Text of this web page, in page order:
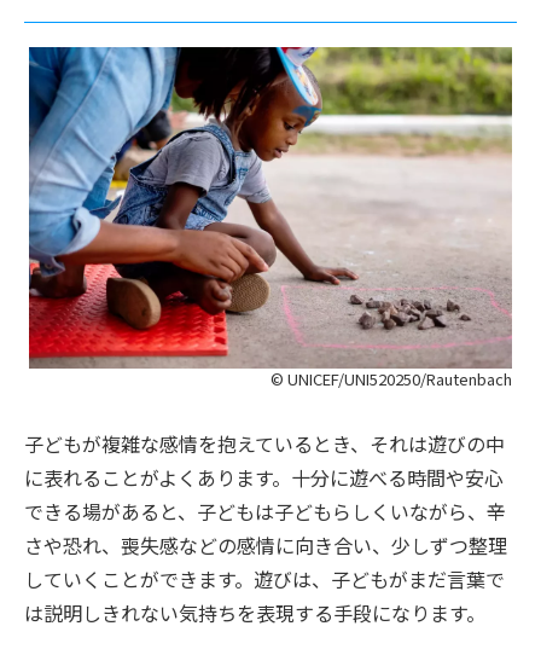
© UNICEF/UNI520250/Rautenbach
子どもが複雑な感情を抱えているとき、それは遊びの中
に表れることがよくあります。十分に遊べる時間や安心
できる場があると、子どもは子どもらしくいながら、辛
さや恐れ、喪失感などの感情に向き合い、少しずつ整理
していくことができます。遊びは、子どもがまだ言葉で
は説明しきれない気持ちを表現する手段になります。